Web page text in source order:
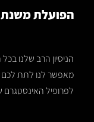
הפועלת משנת
הניסיון הרב שלנו
מאפשר לנו לתת לכם
לפרופיל